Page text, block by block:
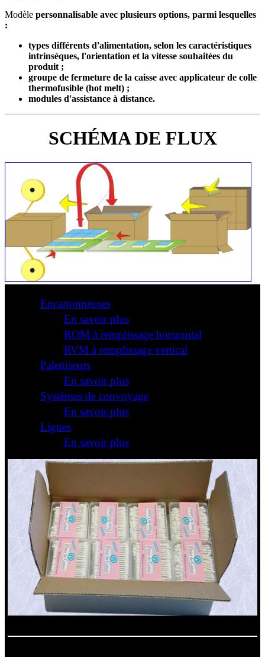
Modèle personnalisable avec plusieurs options, parmi lesquelles
:
types différents d'alimentation, selon les caractéristiques
intrinsèques, l'orientation et la vitesse souhaitées du
produit ;
groupe de fermeture de la caisse avec applicateur de colle
thermofusible (hot melt) ;
modules d'assistance à distance.
SCHÉMA DE FLUX
Encartonneuses
En savoir plus
ROM à remplissage horizontal
RVM à remplissage vertical
Palettiseurs
En savoir plus
Systèmes de convoyage
En savoir plus
Lignes
En savoir plus